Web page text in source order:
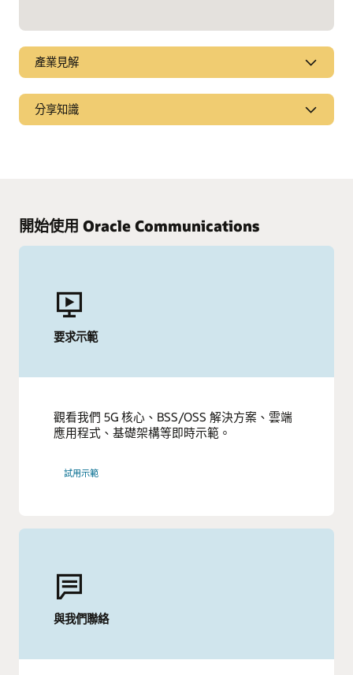
產業見解
將行動零售服務點策略框架化
規劃移轉至行動或混合式 POS 方法時，最重要的考量為何？
其他洞察分析
分享知識
深入瞭解 Oracle Financial Services Lending and Leasing
(PDF)
開始使用 Oracle Communications
要求示範
觀看我們 5G 核心、BSS/OSS 解決方案、雲端
應用程式、基礎架構等即時示範。
試用示範
與我們聯絡